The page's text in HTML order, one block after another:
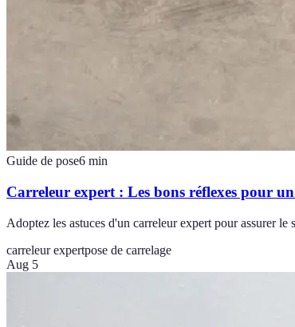
Guide de pose6 min
Carreleur expert : Les bons réflexes pour
Adoptez les astuces d'un carreleur expert pour assurer le
carreleur expertpose de carrelage
Aug 5